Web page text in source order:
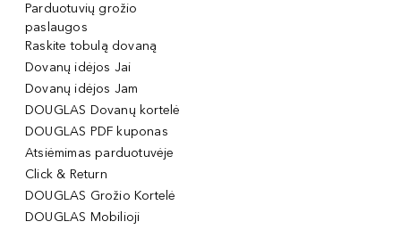
Parduotuvių grožio
paslaugos
Raskite tobulą dovaną
Dovanų idėjos Jai
Dovanų idėjos Jam
DOUGLAS Dovanų kortelė
DOUGLAS PDF kuponas
Atsiėmimas parduotuvėje
Click & Return
DOUGLAS Grožio Kortelė
DOUGLAS Mobilioji